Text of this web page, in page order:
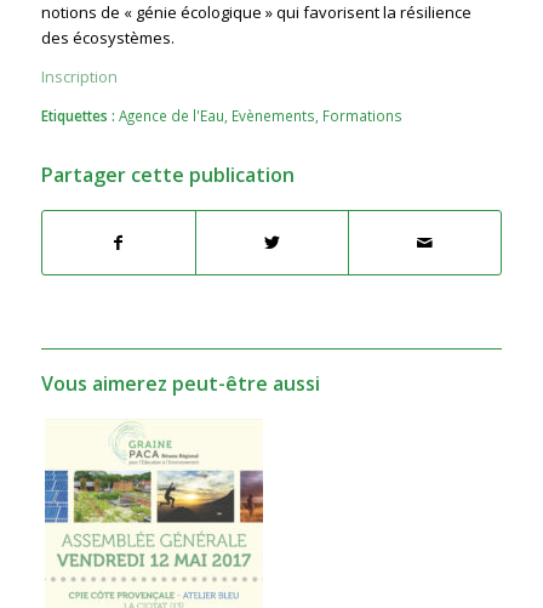
notions de « génie écologique » qui favorisent la résilience
des écosystèmes.
Inscription
Etiquettes : Agence de l'Eau Evènements Formations
Partager cette publication
Vous aimerez peut-être aussi